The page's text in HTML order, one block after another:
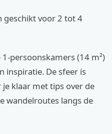
geschikt voor 2 tot 4
persoonskamers (14 m²)
inspiratie. De sfeer is
klaar met tips over de
wandelroutes langs de